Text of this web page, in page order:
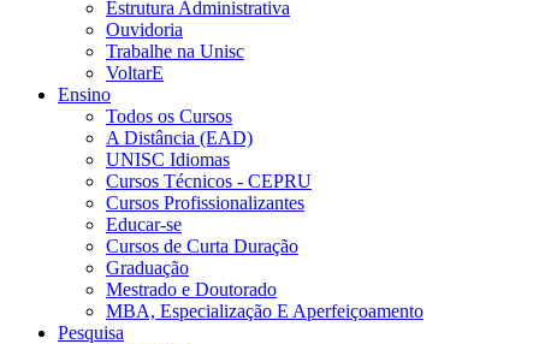
Estrutura Administrativa
Ouvidoria
Trabalhe na Unisc
VoltarE
Ensino
Todos os Cursos
A Distância (EAD)
UNISC Idiomas
Cursos Técnicos - CEPRU
Cursos Profissionalizantes
Educar-se
Cursos de Curta Duração
Graduação
Mestrado e Doutorado
MBA, Especialização E Aperfeiçoamento
Pesquisa